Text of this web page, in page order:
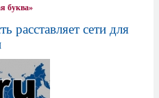
буква»
расставляет сети для